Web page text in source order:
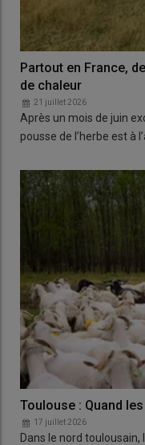
Partout en France,
de chaleur
21 juillet 2026
Après un mois de juin
pousse de l’herbe est à
Toulouse : Quand
17 juillet 2026
Dans le nord